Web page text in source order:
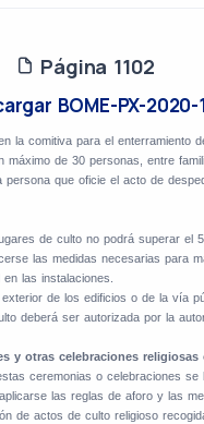
Página 1102
BOME-PX-2020-
la comitiva para el enterramiento
máximo de 30 personas, entre
que oficie el acto de
de culto no podrá superar el
las medidas necesarias para
las instalaciones.
exterior de los edificios o de la vía
deberá ser autorizada por la
y otras celebraciones religiosas
ceremonias o celebraciones se
las reglas de aforo y las
de actos de culto religioso